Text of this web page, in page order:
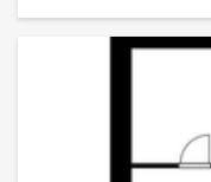
требуется ремонт.
спокойную атмосферу.
шаговой доступности
торговые центры,
расположение, рядом